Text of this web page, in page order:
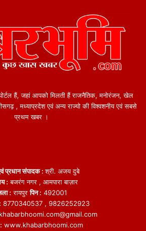
हैं, जहां आपको मिलती हैं राजनैतिक, मनोरंजन, खेल
, मध्याप्रदेश एवं अन्य राज्यो की विश्वशनीय एवं सबसे
प्रथम खबर ।
प्रधान संपादक :श्री. अजय दुबे
: बजरंग नगर , आमपारा बाज़ार
: रायपुरपिन : 492001
8770340537 , 9826252923
khabarbhoomi.com@gmail.com
www.khabarbhoomi.com